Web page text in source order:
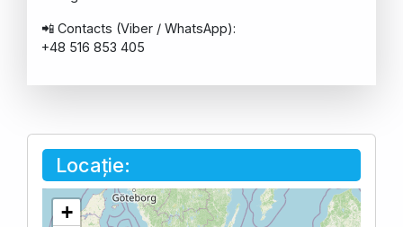
📲 Contacts (Viber / WhatsApp):
+48 516 853 405
Locație:
+